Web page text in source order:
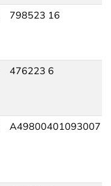
798523 16
476223 6
A49800401093007